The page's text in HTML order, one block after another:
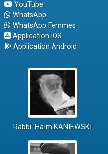
YouTube
WhatsApp
WhatsApp Femmes
Application iOS
Application Android
Rabbi 'Haïm KANIEWSKI